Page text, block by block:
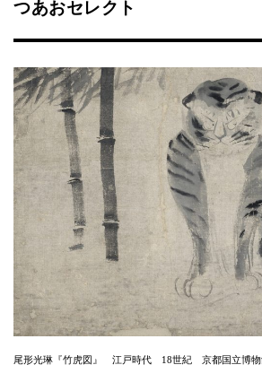
つあおセレクト
尾形光琳『竹虎図』 江戸時代 18世紀 京都国立博